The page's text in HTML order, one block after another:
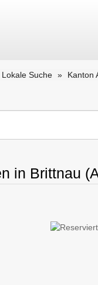
Lokale Suche Kanton
in Brittnau